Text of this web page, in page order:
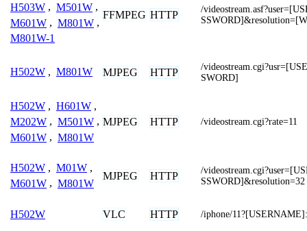
H503W , M501W ,
M601W , M801W ,
M801W-1
FFMPEG HTTP
/
H502W , M801W MJPEG HTTP
/
SWORD]
H502W , H601W ,
M202W , M501W ,
M601W , M801W
MJPEG HTTP /videostream.cgi?rate=11
H502W , M01W ,
M601W , M801W
MJPEG HTTP
/
SSWORD]&resolution=32
H502W VLC HTTP /iphone/